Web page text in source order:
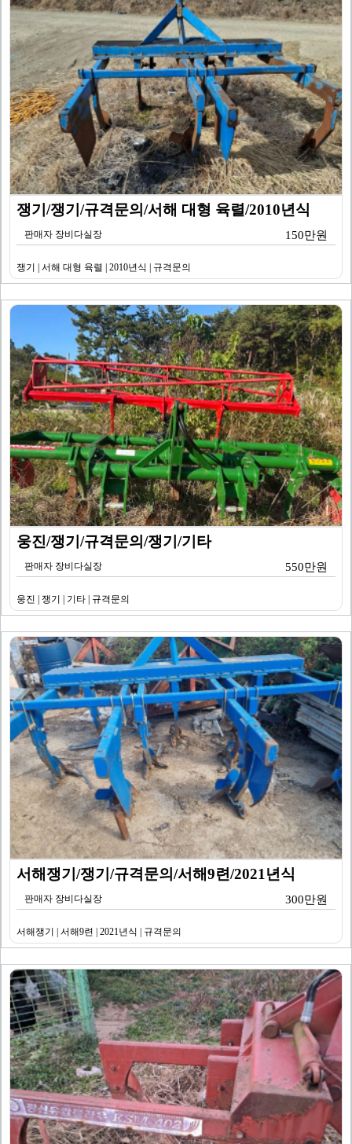
쟁기/쟁기/규격문의/서해 대형 육렬/2010년식
판매자 장비다실장 150만원
쟁기 | 서해 대형 육렬 | 2010년식 | 규격문의
웅진/쟁기/규격문의/쟁기/기타
판매자 장비다실장 550만원
웅진 | 쟁기 | 기타 | 규격문의
서해쟁기/쟁기/규격문의/서해9련/2021년식
판매자 장비다실장 300만원
서해쟁기 | 서해9련 | 2021년식 | 규격문의